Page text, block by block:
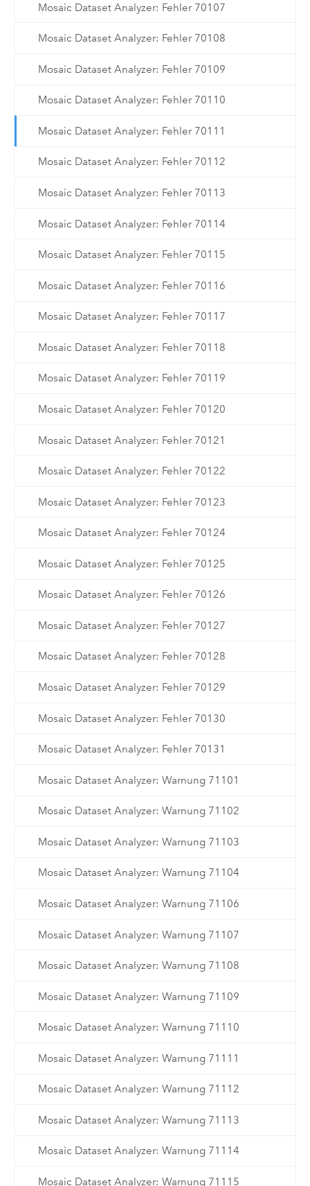
Mosaic Dataset Analyzer: Fehler 70107
Mosaic Dataset Analyzer: Fehler 70108
Mosaic Dataset Analyzer: Fehler 70109
Mosaic Dataset Analyzer: Fehler 70110
Mosaic Dataset Analyzer: Fehler 70111
Mosaic Dataset Analyzer: Fehler 70112
Mosaic Dataset Analyzer: Fehler 70113
Mosaic Dataset Analyzer: Fehler 70114
Mosaic Dataset Analyzer: Fehler 70115
Mosaic Dataset Analyzer: Fehler 70116
Mosaic Dataset Analyzer: Fehler 70117
Mosaic Dataset Analyzer: Fehler 70118
Mosaic Dataset Analyzer: Fehler 70119
Mosaic Dataset Analyzer: Fehler 70120
Mosaic Dataset Analyzer: Fehler 70121
Mosaic Dataset Analyzer: Fehler 70122
Mosaic Dataset Analyzer: Fehler 70123
Mosaic Dataset Analyzer: Fehler 70124
Mosaic Dataset Analyzer: Fehler 70125
Mosaic Dataset Analyzer: Fehler 70126
Mosaic Dataset Analyzer: Fehler 70127
Mosaic Dataset Analyzer: Fehler 70128
Mosaic Dataset Analyzer: Fehler 70129
Mosaic Dataset Analyzer: Fehler 70130
Mosaic Dataset Analyzer: Fehler 70131
Mosaic Dataset Analyzer: Warnung 71101
Mosaic Dataset Analyzer: Warnung 71102
Mosaic Dataset Analyzer: Warnung 71103
Mosaic Dataset Analyzer: Warnung 71104
Mosaic Dataset Analyzer: Warnung 71106
Mosaic Dataset Analyzer: Warnung 71107
Mosaic Dataset Analyzer: Warnung 71108
Mosaic Dataset Analyzer: Warnung 71109
Mosaic Dataset Analyzer: Warnung 71110
Mosaic Dataset Analyzer: Warnung 71111
Mosaic Dataset Analyzer: Warnung 71112
Mosaic Dataset Analyzer: Warnung 71113
Mosaic Dataset Analyzer: Warnung 71114
Mosaic Dataset Analyzer: Warnung 71115